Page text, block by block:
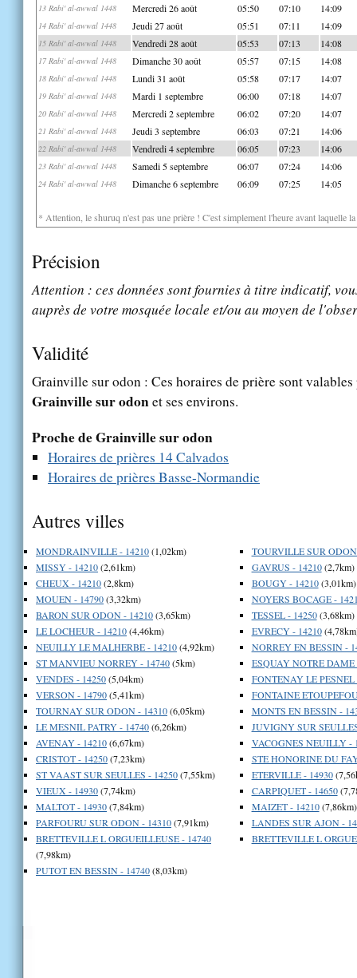
13 Rabi' al-awwal 1448 Mercredi 26 août 05:50 07:10 14:09
14 Rabi' al-awwal 1448 Jeudi 27 août 05:51 07:11 14:09
15 Rabi' al-awwal 1448 Vendredi 28 août 05:53 07:13 14:08
17 Rabi' al-awwal 1448 Dimanche 30 août 05:57 07:15 14:08
18 Rabi' al-awwal 1448 Lundi 31 août 05:58 07:17 14:07
19 Rabi' al-awwal 1448 Mardi 1 septembre 06:00 07:18 14:07
20 Rabi' al-awwal 1448 Mercredi 2 septembre 06:02 07:20 14:07
21 Rabi' al-awwal 1448 Jeudi 3 septembre 06:03 07:21 14:06
22 Rabi' al-awwal 1448 Vendredi 4 septembre 06:05 07:23 14:06
23 Rabi' al-awwal 1448 Samedi 5 septembre 06:07 07:24 14:06
24 Rabi' al-awwal 1448 Dimanche 6 septembre 06:09 07:25 14:05
* Attention, le shuruq n'est pas une prière ! C'est simplement l'heure avant laquelle
Précision
Attention : ces données sont fournies à titre indicatif,
auprès de votre mosquée locale et/ou au moyen de
Validité
Grainville sur odon : Ces horaires de prière sont
Grainville sur odonet ses environs.
Proche de Grainville sur odon
Horaires de prières 14 Calvados
Horaires de prières Basse-Normandie
Autres villes
MONDRAINVILLE - 14210(1,02km)
MISSY - 14210(2,61km)
CHEUX - 14210(2,8km)
MOUEN - 14790(3,32km)
BARON SUR ODON - 14210(3,65km)
LE LOCHEUR - 14210(4,46km)
NEUILLY LE MALHERBE - 14210(4,92km)
ST MANVIEU NORREY - 14740(5km)
VENDES - 14250(5,04km)
VERSON - 14790(5,41km)
TOURNAY SUR ODON - 14310(6,05km)
LE MESNIL PATRY - 14740(6,26km)
AVENAY - 14210(6,67km)
CRISTOT - 14250(7,23km)
ST VAAST SUR SEULLES - 14250(7,55km)
VIEUX - 14930(7,74km)
MALTOT - 14930(7,84km)
PARFOURU SUR ODON - 14310(7,91km)
BRETTEVILLE L ORGUEILLEUSE - 14740
(7,98km)
PUTOT EN BESSIN - 14740(8,03km)
TOURVILLE SUR
GAVRUS - 14210(2,7km)
BOUGY - 14210(3,01km)
NOYERS BOCAGE -
TESSEL - 14250(3,68km)
EVRECY - 14210
NORREY EN BESSIN -
ESQUAY NOTRE DAME
FONTENAY LE PESNEL
FONTAINE
MONTS EN BESSIN -
JUVIGNY SUR
VACOGNES NEUILLY -
STE HONORINE DU
ETERVILLE - 14930
CARPIQUET - 14650
MAIZET - 14210(7,86km)
LANDES SUR AJON -
BRETTEVILLE L